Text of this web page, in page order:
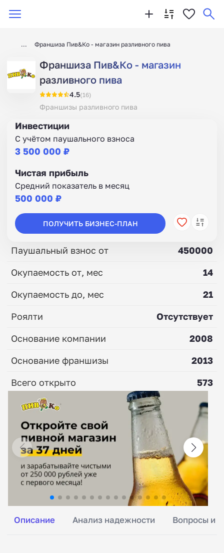
Франшиза Пив&Ко - магазин разливного пива
Франшиза Пив&Ко - магазин
разливного пива
4.5(16)
Франшизы разливного пива
Описание Анализ надежности Вопросы и
Инвестиции
С учётом паушального взноса
3 500 000 ₽
Чистая прибыль
Средний показатель в месяц
500 000 ₽
ПОЛУЧИТЬ БИЗНЕС-ПЛАН
Паушальный взнос от
450000
Окупаемость от, мес
14
Окупаемость до, мес
21
Роялти
Отсутствует
Основание компании
2008
Основание франшизы
2013
Всего открыто
573